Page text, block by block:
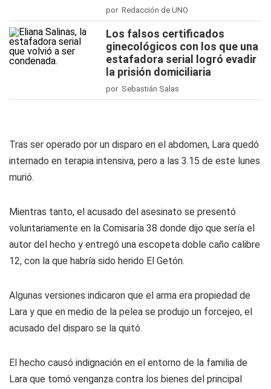
por Redacción de UNO
Los falsos certificados
ginecológicos con los que una
estafadora serial logró evadir
la prisión domiciliaria
por Sebastián Salas
Tras ser operado por un disparo en el abdomen, Lara quedó
internado en terapia intensiva, pero a las 3.15 de este lunes
murió.
Mientras tanto, el acusado del asesinato se presentó
voluntariamente en la Comisaría 38 donde dijo que sería el
autor del hecho y entregó una escopeta doble caño calibre
12, con la que habría sido herido El Getón.
Algunas versiones indicaron que el arma era propiedad de
Lara y que en medio de la pelea se produjo un forcejeo, el
acusado del disparo se la quitó.
El hecho causó indignación en el entorno de la familia de
Lara que tomó venganza contra los bienes del principal